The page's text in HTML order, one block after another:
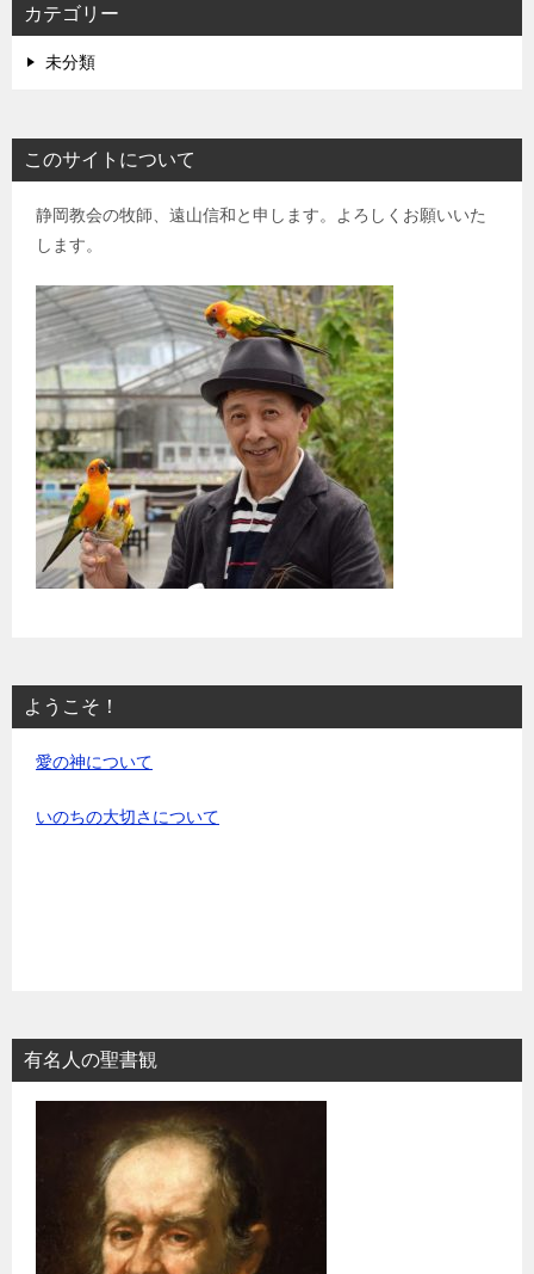
カテゴリー
未分類
このサイトについて
静岡教会の牧師、遠山信和と申します。よろしくお願いいた
します。
ようこそ！
愛の神について
いのちの大切さについて
有名人の聖書観